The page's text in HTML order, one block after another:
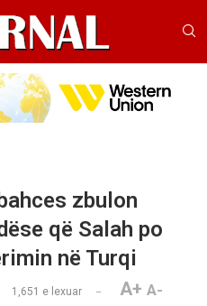
zbulon
që Salah po
në Turqi
1,651 e lexuar A+ A-